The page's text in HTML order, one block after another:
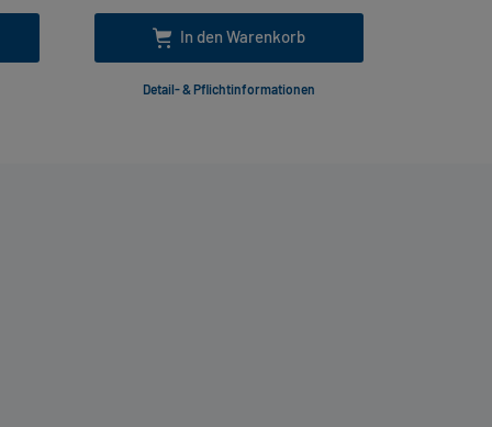
In den Warenkorb
Detail- & Pflichtinformationen